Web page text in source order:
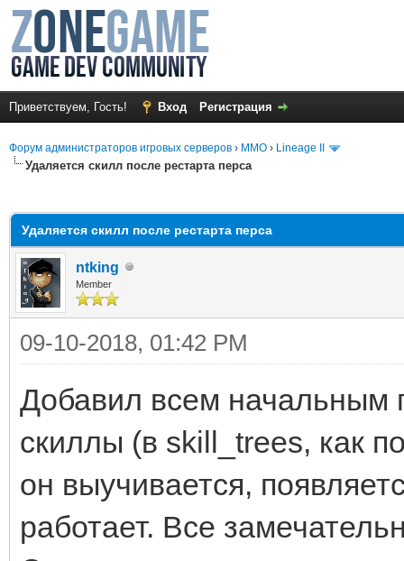
Приветствуем, Гость! Вход Регистрация
Форум администраторов игровых серверов › MMO › Lineage II
Удаляется скилл после рестарта перса
Удаляется скилл после рестарта перса
ntking
Member
09-10-2018, 01:42 PM
Добавил всем начальным
скиллы (в skill_trees, как
он выучивается,
работает. Все